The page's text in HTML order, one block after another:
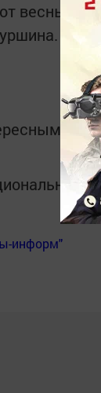
весны,
в
информ"